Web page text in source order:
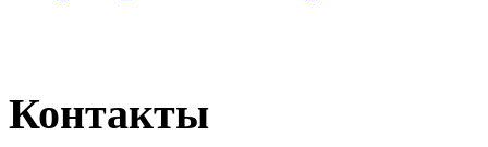
Контакты